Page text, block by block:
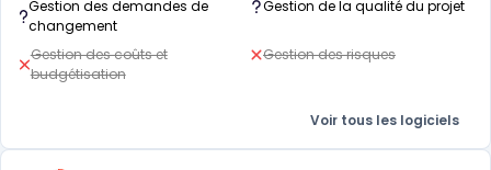
Gestion des demandes de
changement
Gestion de la qualité du projet
Gestion des coûts et
budgétisation
Gestion des risques
Voir tous les logiciels